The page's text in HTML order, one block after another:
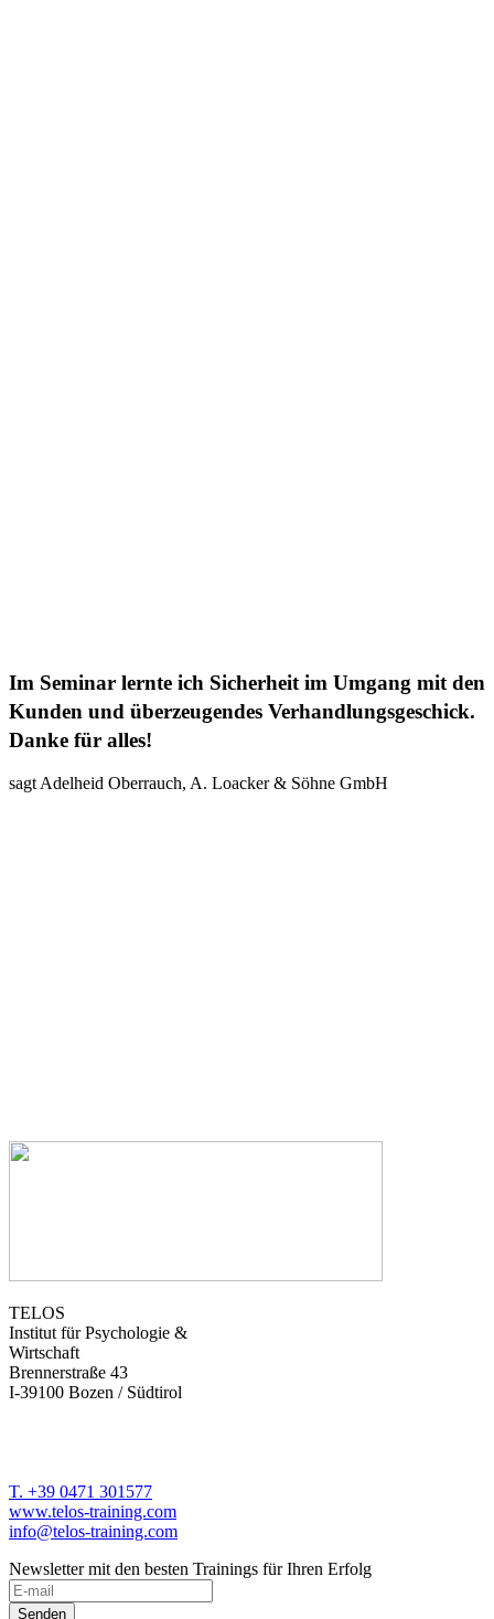
Im Seminar lernte ich Sicherheit im Umgang mit den
Kunden und überzeugendes Verhandlungsgeschick.
Danke für alles!
sagt Adelheid Oberrauch, A. Loacker & Söhne GmbH
TELOS
Institut für Psychologie &
Wirtschaft
Brennerstraße 43
I-39100 Bozen / Südtirol
T. +39 0471 301577
www.telos-training.com
info@telos-training.com
Newsletter mit den besten Trainings für Ihren Erfolg